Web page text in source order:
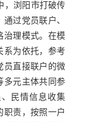
，浏阳市打破传
过党员联户、
治理模式。在模
系为依托，参考
员直接联户的微
多元主体共同参
民情信息收集
职责，按照一户